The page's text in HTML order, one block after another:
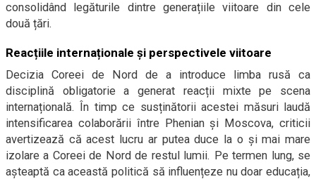
consolidând legăturile dintre generațiile viitoare din cele
două țări.
Reacțiile internaționale și perspectivele viitoare
Decizia Coreei de Nord de a introduce limba rusă ca
disciplină obligatorie a generat reacții mixte pe scena
internațională. În timp ce susținătorii acestei măsuri laudă
intensificarea colaborării între Phenian și Moscova, criticii
avertizează că acest lucru ar putea duce la o și mai mare
izolare a Coreei de Nord de restul lumii. Pe termen lung, se
așteaptă ca această politică să influențeze nu doar educația,